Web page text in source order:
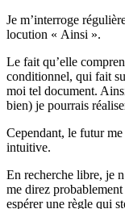
Je m’interroge
locution « Ainsi ».
Le fait qu’elle
conditionnel, qui fait
moi tel document.
bien) je pourrais
Cependant, le futur
intuitive.
En recherche libre, je
me direz
espérer une règle qui